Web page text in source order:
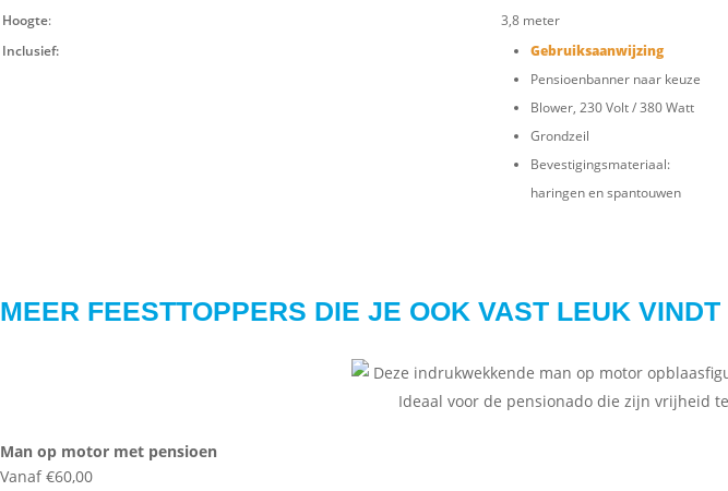
Hoogte:
3,8 meter
Inclusief:
Gebruiksaanwijzing
Pensioenbanner naar keuze
Blower, 230 Volt / 380 Watt
Grondzeil
Bevestigingsmateriaal:
haringen en spantouwen
MEER FEESTTOPPERS DIE JE OOK VAST LEUK VINDT
Man op motor met pensioen
Vanaf €60,00